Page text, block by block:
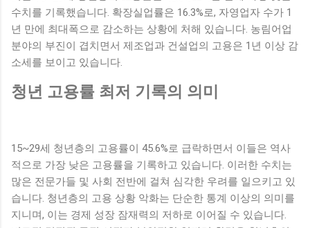
수치를 기록했습니다. 확장실업률은 16.3%로, 자영업자 수가 1
년 만에 최대폭으로 감소하는 상황에 처해 있습니다. 농림어업
분야의 부진이 겹치면서 제조업과 건설업의 고용은 1년 이상 감
소세를 보이고 있습니다.
청년 고용률 최저 기록의 의미
15~29세 청년층의 고용률이 45.6%로 급락하면서 이들은 역사
적으로 가장 낮은 고용률을 기록하고 있습니다. 이러한 수치는
많은 전문가들 및 사회 전반에 걸쳐 심각한 우려를 일으키고 있
습니다. 청년층의 고용 상황 악화는 단순한 통계 이상의 의미를
지니며, 이는 경제 성장 잠재력의 저하로 이어질 수 있습니다.